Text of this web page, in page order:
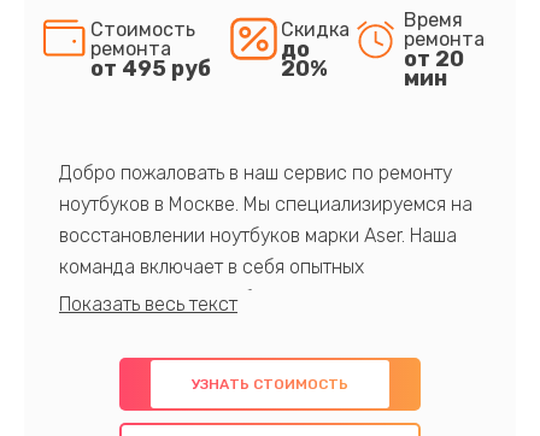
Стоимость
ремонта
от 495 руб
Скидка
до
20%
Время
ремонта
от 20
мин
Добро пожаловать в наш сервис по ремонту
ноутбуков в Москве. Мы специализируемся на
восстановлении ноутбуков марки Aser. Наша
команда включает в себя опытных
профессионалов с обширными знаниями и
предлагаем быстрый и качественный ремонт с
использованием оригинальных компонентов, а
также гарантируем качество всех
УЗНАТЬ СТОИМОСТЬ